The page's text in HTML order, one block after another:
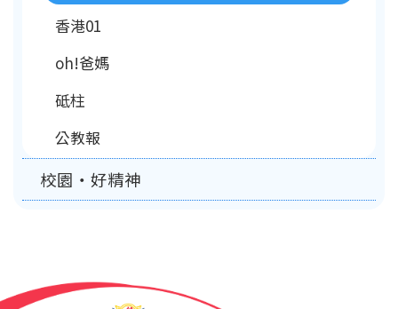
香港01
oh!爸媽
砥柱
公教報
校園‧好精神